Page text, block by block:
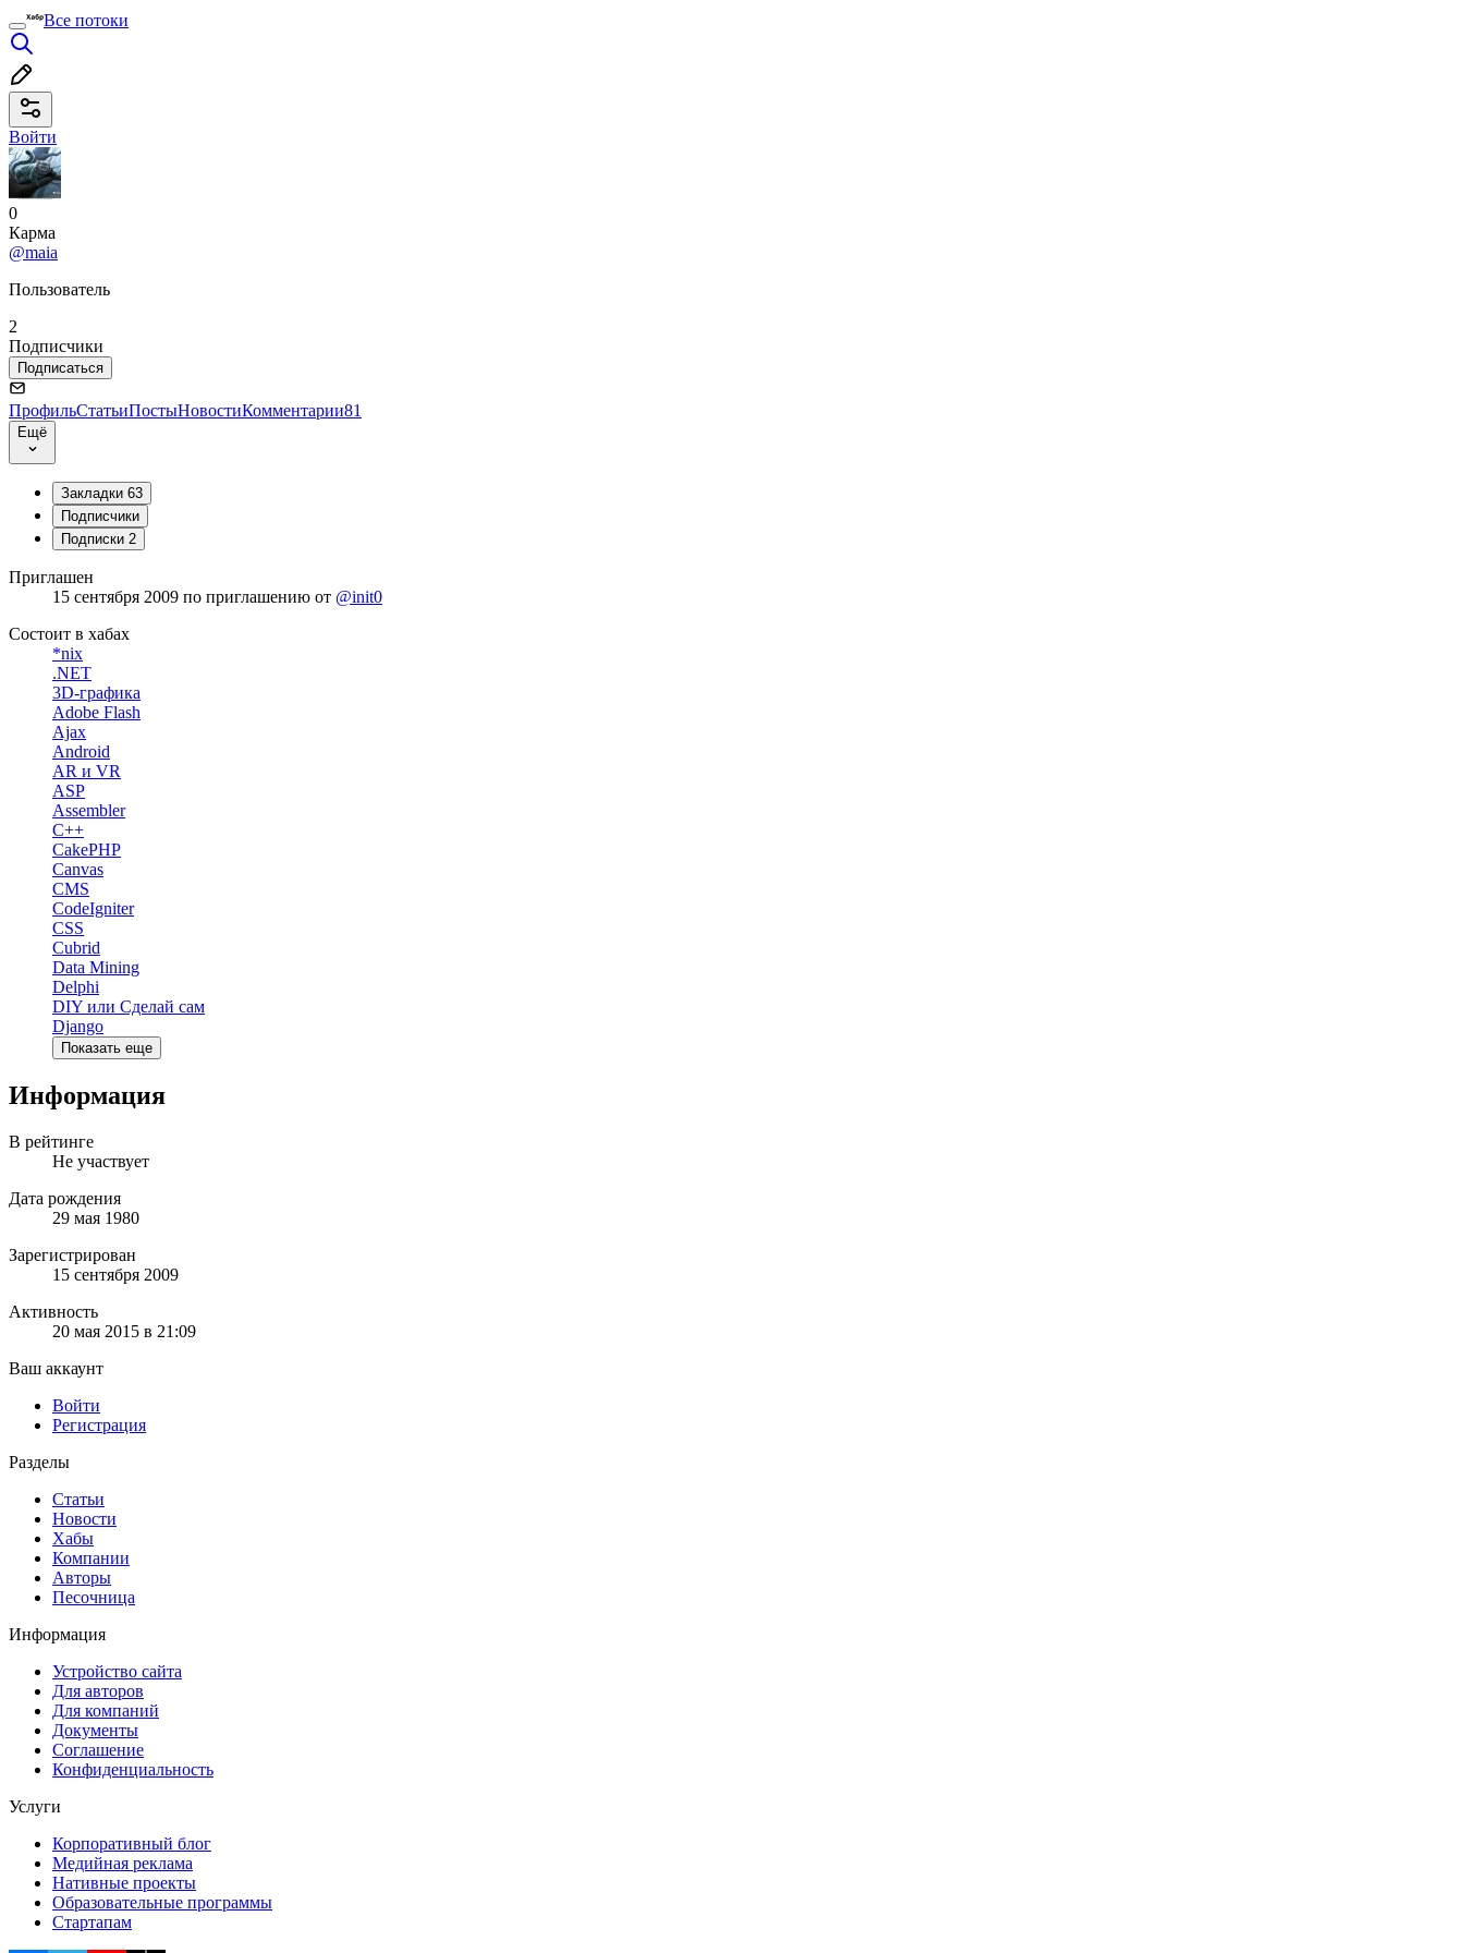
Все потоки
Войти
0
Карма
@maia
Пользователь
2
Подписчики
Подписаться
ПрофильСтатьиПостыНовостиКомментарии81
Ещё
Закладки 63
Подписчики
Подписки 2
Приглашен
15 сентября 2009 по приглашению от @init0
Состоит в хабах
*nix
.NET
3D-графика
Adobe Flash
Ajax
Android
AR и VR
ASP
Assembler
C++
CakePHP
Canvas
CMS
CodeIgniter
CSS
Cubrid
Data Mining
Delphi
DIY или Сделай сам
Django
Показать еще
Информация
В рейтинге
Не участвует
Дата рождения
29 мая 1980
Зарегистрирован
15 сентября 2009
Активность
20 мая 2015 в 21:09
Ваш аккаунт
Войти
Регистрация
Разделы
Статьи
Новости
Хабы
Компании
Авторы
Песочница
Информация
Устройство сайта
Для авторов
Для компаний
Документы
Соглашение
Конфиденциальность
Услуги
Корпоративный блог
Медийная реклама
Нативные проекты
Образовательные программы
Стартапам